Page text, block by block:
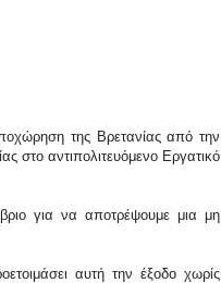
της Βρετανίας από την
στο αντιπολιτευόμενο Εργατικό
για να αποτρέψουμε μια μη
αυτή την έξοδο χωρίς